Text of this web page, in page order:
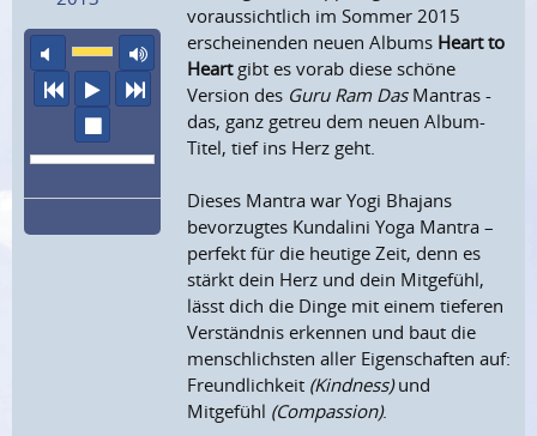
Ton aus
maximale Laustärke
vorheriger Titel
Abspielennächster Titel
Wiedergabe stoppen
voraussichtlich im Sommer 2015
erscheinenden neuen Albums Heart to
Heartgibt es vorab diese schöne
Version des Guru Ram DasMantras -
das, ganz getreu dem neuen Album-
Titel, tief ins Herz geht.
Dieses Mantra war Yogi Bhajans
bevorzugtes Kundalini Yoga Mantra –
perfekt für die heutige Zeit, denn es
stärkt dein Herz und dein Mitgefühl,
lässt dich die Dinge mit einem tieferen
Verständnis erkennen und baut die
menschlichsten aller Eigenschaften auf:
Freundlichkeit (Kindness)und
Mitgefühl (Compassion).